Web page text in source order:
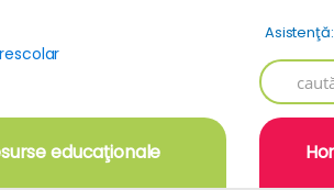
Asistenţă:
Search
for:
educaţionale